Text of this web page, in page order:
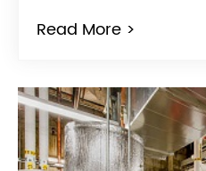
Read More >